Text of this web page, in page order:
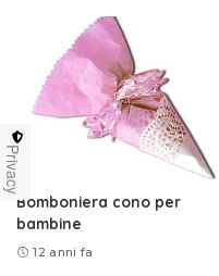
Bomboniera cono per
bambine
12 anni fa
Privacy